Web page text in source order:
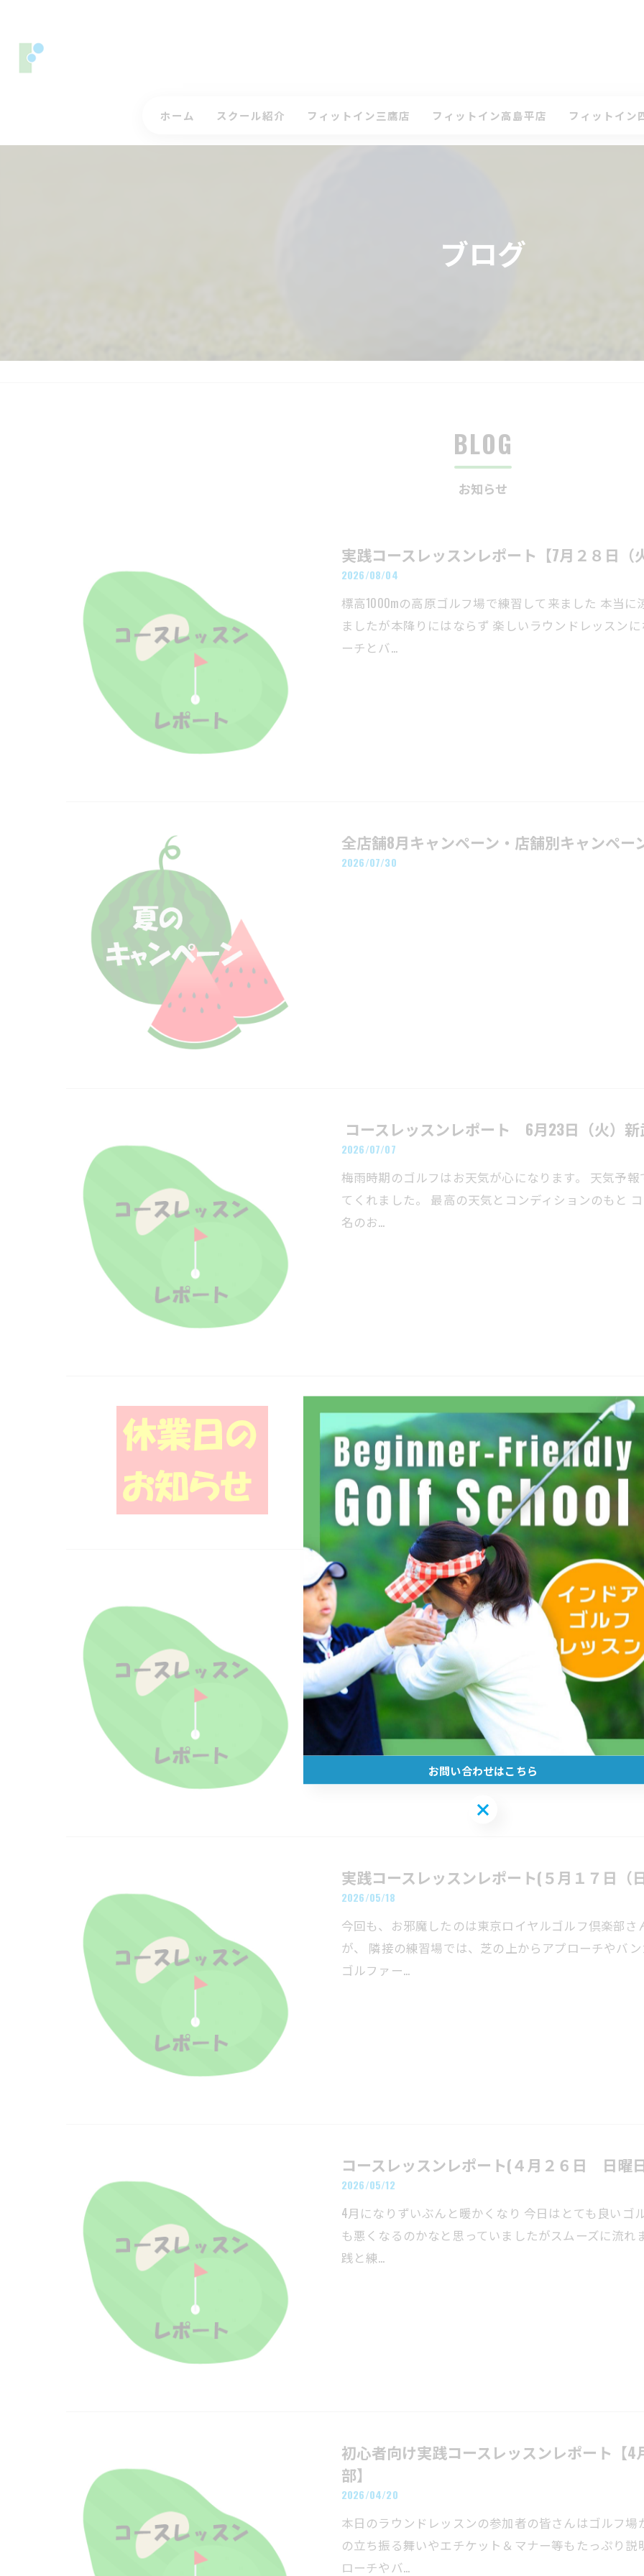
ホーム スクール紹介 フィットイン三鷹店 フィットイン高島平店 フィットイン
ブログ
BLOG
お知らせ
実践コースレッスンレポート【7月２８日（
2026/08/04
標高1000mの高原ゴルフ場で練習して来ました 本当
ましたが本降りにはならず 楽しいラウンドレッスン
ーチとバ…
全店舗8月キャンペーン・店舗別キャンペー
2026/07/30
コースレッスンレポート 6月23日（火）新
2026/07/07
梅雨時期のゴルフはお天気が心になります。 天気予
てくれました。 最高の天気とコンディションのもと
名のお…
７月の休業日（各店舗で異なりますのでご注
2026/07/02
各店舗７月の休業日は以下の通りです三鷹店７月２
１６日（木）３０日（木）ご迷惑とご不便をおかけ
ますフィ…
18Hコースレッスンレポート 【5/15(金) 新
2026/06/01
暑くなってきましたが18Hスループレーのラウンドレ
トではありますが、セカンドショットで見えないロ
要なコース…
実践コースレッスンレポート(５月１７日（
2026/05/18
今回も、お邪魔したのは東京ロイヤルゴルフ倶楽部
が、 隣接の練習場では、芝の上からアプローチやバ
ゴルファー…
コースレッスンレポート(４月２６日 日曜
2026/05/12
4月になりずいぶんと暖かくなり 今日はとても良いゴ
も悪くなるのかなと思っていましたがスムーズに流
践と練…
初心者向け実践コースレッスンレポート【
部】
2026/04/20
本日のラウンドレッスンの参加者の皆さんはゴルフ
の立ち振る舞いやエチケット＆マナー等もたっぷり
ローチやバ…
お問い合わせはこちら
お問い合わせはこちら